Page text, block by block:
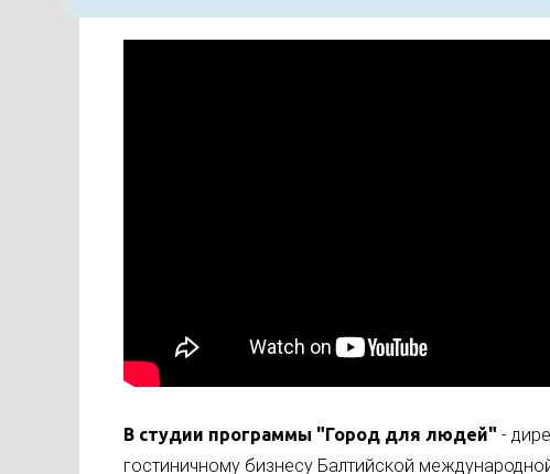
В студии программы "Город для людей" -
гостиничному бизнесу Балтийской